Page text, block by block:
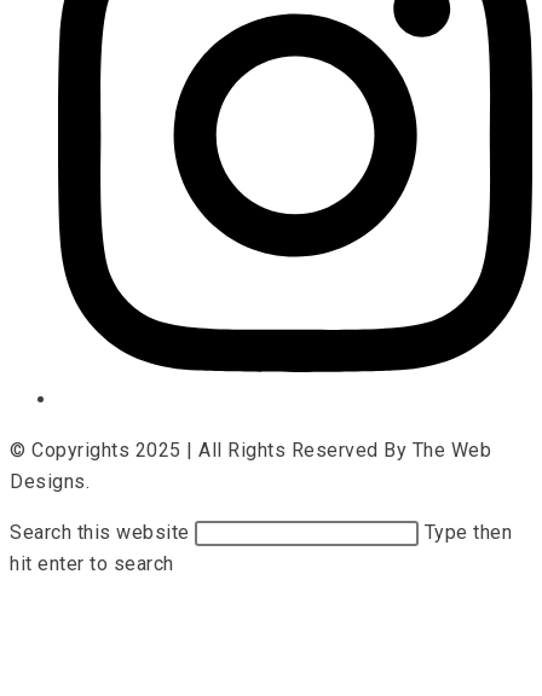
© Copyrights 2025 | All Rights Reserved By The Web
Designs.
Search this website
Type then
hit enter to search